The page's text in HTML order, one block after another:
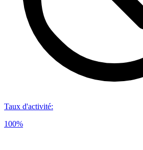
Taux d'activité:
100%